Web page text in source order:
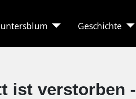
Geschichte
ist verstorben -